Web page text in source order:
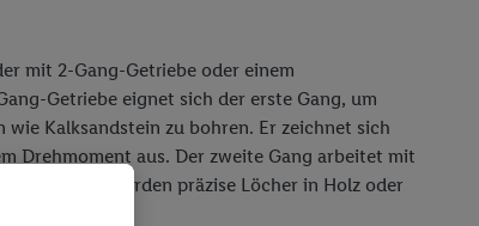
mit 2-Gang-Getriebe oder einem
Getriebe eignet sich der erste Gang, um
Kalksandstein zu bohren. Er zeichnet sich
Drehmoment aus. Der zweite Gang arbeitet mit
So werden präzise Löcher in Holz oder